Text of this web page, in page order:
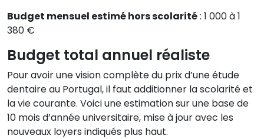
Budget mensuel estimé hors scolarité: 1 000 à 1
380 €
Budget total annuel réaliste
Pour avoir une vision complète du prix d’une étude
dentaire au Portugal, il faut additionner la scolarité et
la vie courante. Voici une estimation sur une base de
10 mois d’année universitaire, mise à jour avec les
nouveaux loyers indiqués plus haut.